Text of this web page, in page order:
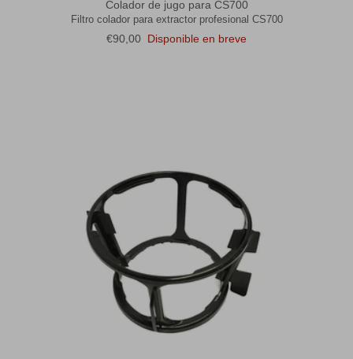
Colador de jugo para CS700
Filtro colador para extractor profesional CS700
Precio normal
€90,00 Disponible en breve